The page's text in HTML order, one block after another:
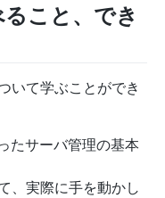
こと、でき
いて学ぶことができ
サーバ管理の基本
、実際に手を動かし